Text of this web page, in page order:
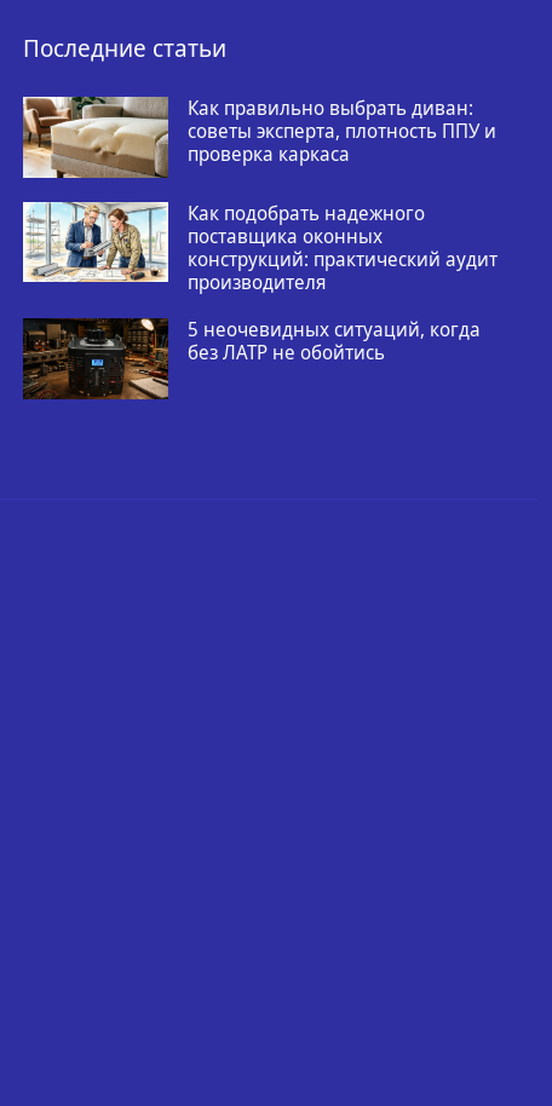
Последние статьи
Как правильно выбрать диван:
советы эксперта, плотность ППУ и
проверка каркаса
Как подобрать надежного
поставщика оконных
конструкций: практический аудит
производителя
5 неочевидных ситуаций, когда
без ЛАТР не обойтись